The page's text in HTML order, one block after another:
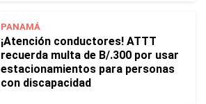
PANAMÁ
¡Atención conductores! ATTT
recuerda multa de B/.300 por usar
estacionamientos para personas
con discapacidad